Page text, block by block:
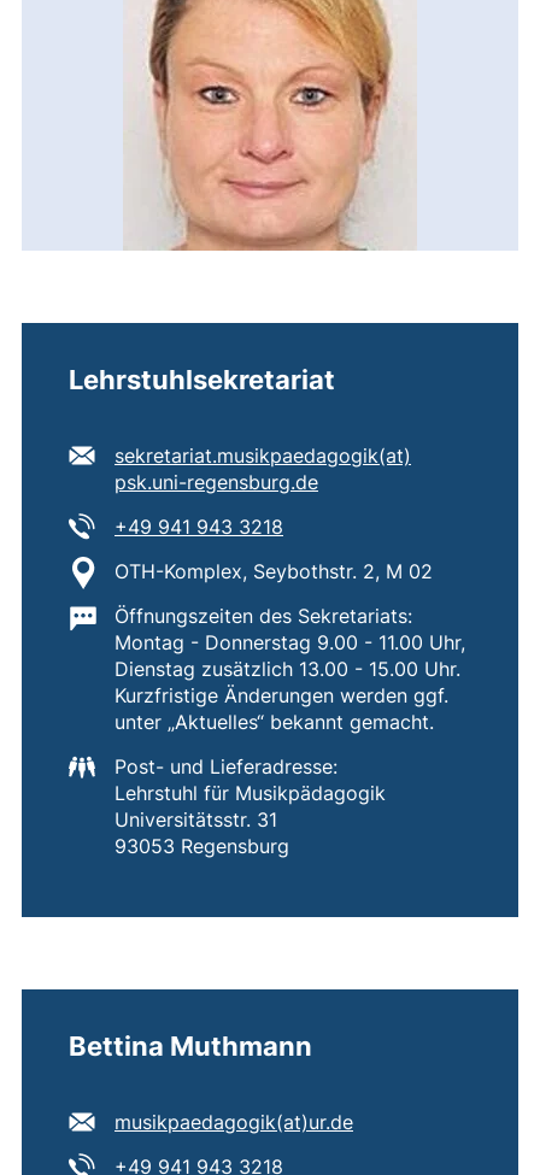
Lehrstuhlsekretariat
E-Mail Adresse:
sekretariat.musikpaedagogik​(at)​
psk.uni-regensburg.de(öffnet Ihr E-Mail-
Tel:
+49 941 943 3218
Standort:
OTH-Komplex, Seybothstr. 2, M 02
Wichtige Informationen:
Öffnungszeiten des Sekretariats:
Montag - Donnerstag 9.00 - 11.00 Uhr,
Dienstag zusätzlich 13.00 - 15.00 Uhr.
Kurzfristige Änderungen werden ggf.
unter „Aktuelles“ bekannt gemacht.
Post- und Lieferadresse:
Lehrstuhl für Musikpädagogik
Universitätsstr. 31
93053 Regensburg
Bettina Muthmann
E-Mail Adresse:
musikpaedagogik​(at)​ur.de(öffnet Ihr E-Mail-
Tel:
+49 941 943 3218